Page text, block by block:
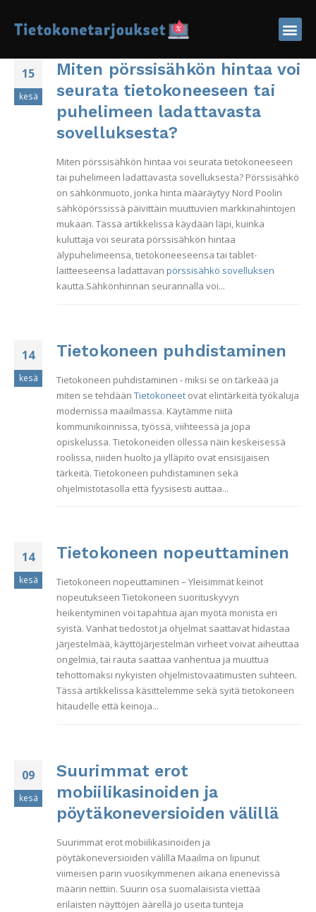
15
kesä
Miten pörssisähkön hintaa voi
seurata tietokoneeseen tai
puhelimeen ladattavasta
sovelluksesta?
Miten pörssisähkön hintaa voi seurata tietokoneeseen
tai puhelimeen ladattavasta sovelluksesta? Pörssisähkö
on sähkönmuoto, jonka hinta määräytyy Nord Poolin
sähköpörssissä päivittäin muuttuvien markkinahintojen
mukaan. Tässä artikkelissa käydään läpi, kuinka
kuluttaja voi seurata pörssisähkön hintaa
älypuhelimeensa, tietokoneeseensa tai tablet-
laitteeseensa ladattavan pörssisähkö sovelluksen
kautta.Sähkönhinnan seurannalla voi...
14
kesä
Tietokoneen puhdistaminen
Tietokoneen puhdistaminen - miksi se on tärkeää ja
miten se tehdään Tietokoneet ovat elintärkeitä työkaluja
modernissa maailmassa. Käytämme niitä
kommunikoinnissa, työssä, viihteessä ja jopa
opiskelussa. Tietokoneiden ollessa näin keskeisessä
roolissa, niiden huolto ja ylläpito ovat ensisijaisen
tärkeitä. Tietokoneen puhdistaminen sekä
ohjelmistotasolla että fyysisesti auttaa...
14
kesä
Tietokoneen nopeuttaminen
Tietokoneen nopeuttaminen – Yleisimmät keinot
nopeutukseen Tietokoneen suorituskyvyn
heikentyminen voi tapahtua ajan myötä monista eri
syistä. Vanhat tiedostot ja ohjelmat saattavat hidastaa
järjestelmää, käyttöjärjestelmän virheet voivat aiheuttaa
ongelmia, tai rauta saattaa vanhentua ja muuttua
tehottomaksi nykyisten ohjelmistovaatimusten suhteen.
Tässä artikkelissa käsittelemme sekä syitä tietokoneen
hitaudelle että keinoja...
09
kesä
Suurimmat erot
mobiilikasinoiden ja
pöytäkoneversioiden välillä
Suurimmat erot mobiilikasinoiden ja
pöytäkoneversioiden välillä Maailma on lipunut
viimeisen parin vuosikymmenen aikana enenevissä
määrin nettiin. Suurin osa suomalaisista viettää
erilaisten näyttöjen äärellä jo useita tunteja